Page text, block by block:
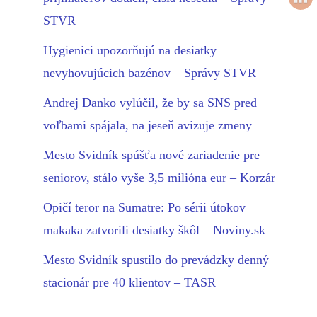
STVR
Hygienici upozorňujú na desiatky
nevyhovujúcich bazénov – Správy STVR
Andrej Danko vylúčil, že by sa SNS pred
voľbami spájala, na jeseň avizuje zmeny
Mesto Svidník spúšťa nové zariadenie pre
seniorov, stálo vyše 3,5 milióna eur – Korzár
Opičí teror na Sumatre: Po sérii útokov
makaka zatvorili desiatky škôl – Noviny.sk
Mesto Svidník spustilo do prevádzky denný
stacionár pre 40 klientov – TASR